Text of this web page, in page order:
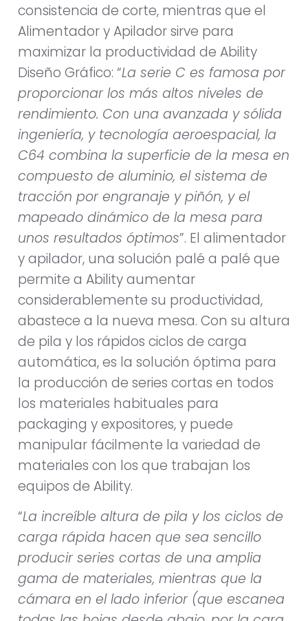
consistencia de corte, mientras que el
Alimentador y Apilador sirve para
maximizar la productividad de Ability
Diseño Gráfico: “La serie C es famosa por
proporcionar los más altos niveles de
rendimiento. Con una avanzada y sólida
ingeniería, y tecnología aeroespacial, la
C64 combina la superficie de la mesa en
compuesto de aluminio, el sistema de
tracción por engranaje y piñón, y el
mapeado dinámico de la mesa para
unos resultados óptimos”. El alimentador
y apilador, una solución palé a palé que
permite a Ability aumentar
considerablemente su productividad,
abastece a la nueva mesa. Con su altura
de pila y los rápidos ciclos de carga
automática, es la solución óptima para
la producción de series cortas en todos
los materiales habituales para
packaging y expositores, y puede
manipular fácilmente la variedad de
materiales con los que trabajan los
equipos de Ability.
“La increíble altura de pila y los ciclos de
carga rápida hacen que sea sencillo
producir series cortas de una amplia
gama de materiales, mientras que la
cámara en el lado inferior (que escanea